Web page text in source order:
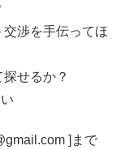
渉を手伝ってほ
せるか？
]まで